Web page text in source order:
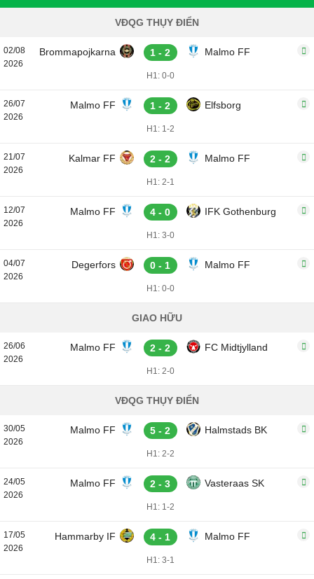
VĐQG THỤY ĐIỂN
02/08
2026
Brommapojkarna 1 - 2 Malmo FF
H1: 0-0
26/07
2026
Malmo FF 1 - 2 Elfsborg
H1: 1-2
21/07
2026
Kalmar FF 2 - 2 Malmo FF
H1: 2-1
12/07
2026
Malmo FF 4 - 0 IFK Gothenburg
H1: 3-0
04/07
2026
Degerfors 0 - 1 Malmo FF
H1: 0-0
GIAO HỮU
26/06
2026
Malmo FF 2 - 2 FC Midtjylland
H1: 2-0
VĐQG THỤY ĐIỂN
30/05
2026
Malmo FF 5 - 2 Halmstads BK
H1: 2-2
24/05
2026
Malmo FF 2 - 3 Vasteraas SK
H1: 1-2
17/05
2026
Hammarby IF 4 - 1 Malmo FF
H1: 3-1